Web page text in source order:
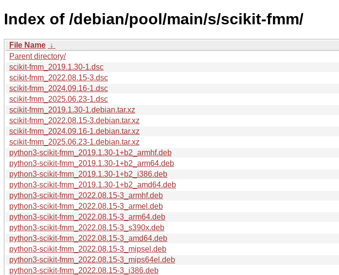
Index of /debian/pool/main/s/scikit-fmm/
File Name ↓
Parent directory/
scikit-fmm_2019.1.30-1.dsc
scikit-fmm_2022.08.15-3.dsc
scikit-fmm_2024.09.16-1.dsc
scikit-fmm_2025.06.23-1.dsc
scikit-fmm_2019.1.30-1.debian.tar.xz
scikit-fmm_2022.08.15-3.debian.tar.xz
scikit-fmm_2024.09.16-1.debian.tar.xz
scikit-fmm_2025.06.23-1.debian.tar.xz
python3-scikit-fmm_2019.1.30-1+b2_armhf.deb
python3-scikit-fmm_2019.1.30-1+b2_arm64.deb
python3-scikit-fmm_2019.1.30-1+b2_i386.deb
python3-scikit-fmm_2019.1.30-1+b2_amd64.deb
python3-scikit-fmm_2022.08.15-3_armhf.deb
python3-scikit-fmm_2022.08.15-3_armel.deb
python3-scikit-fmm_2022.08.15-3_arm64.deb
python3-scikit-fmm_2022.08.15-3_s390x.deb
python3-scikit-fmm_2022.08.15-3_amd64.deb
python3-scikit-fmm_2022.08.15-3_mipsel.deb
python3-scikit-fmm_2022.08.15-3_mips64el.deb
python3-scikit-fmm_2022.08.15-3_i386.deb